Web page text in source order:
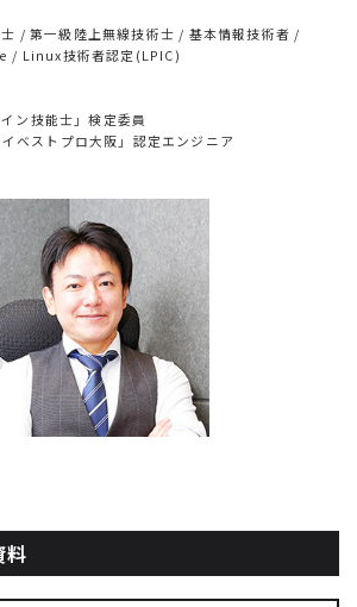
/ 第一級陸上無線技術士 / 基本情報技術者 /
Linux技術者認定(LPIC)
ン技能士」検定委員
ベストプロ大阪」認定エンジニア
料